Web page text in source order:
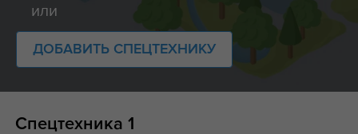
или
ДОБАВИТЬ СПЕЦТЕХНИКУ
Спецтехника 1